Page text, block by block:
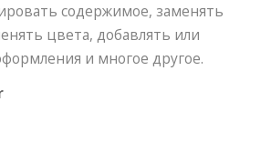
содержимое, заменять
цвета, добавлять или
и многое другое.